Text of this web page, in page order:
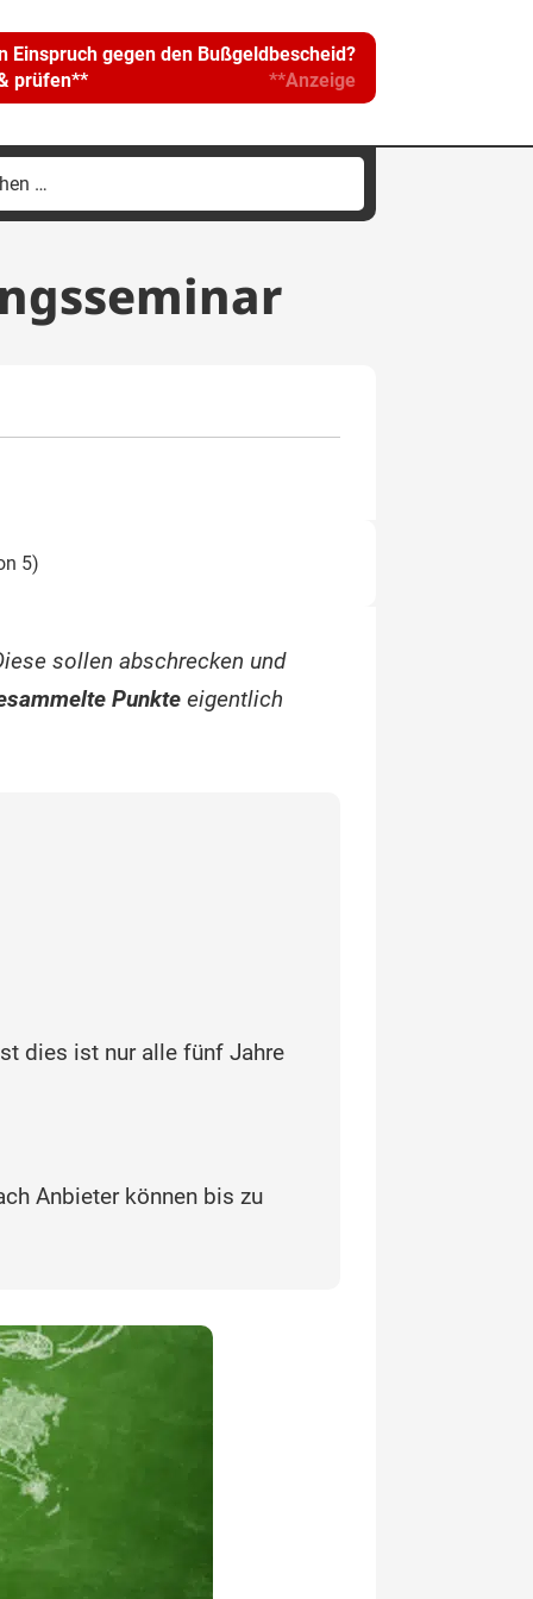
Einspruch gegen den Bußgeldbescheid?
prüfen**
**Anzeige
5)
sollen abschrecken und
Punkte eigentlich
dies ist nur alle fünf Jahre
Anbieter können bis zu